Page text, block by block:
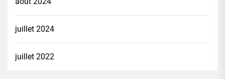
juillet 2024
juillet 2022